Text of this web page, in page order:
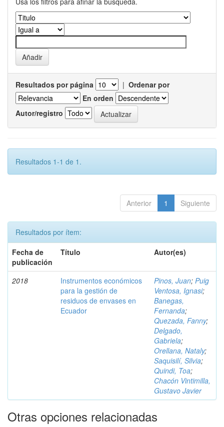
Resultados por página | Ordenar por
En orden
Autor/registro
Resultados 1-1 de 1.
Anterior 1 Siguiente
Resultados por ítem:
Fecha de
publicación
Título Autor(es)
2018
Instrumentos económicos
para la gestión de
residuos de envases en
Ecuador
Pinos, Juan; Puig
Ventosa, Ignasi;
Banegas,
Fernanda;
Quezada, Fanny;
Delgado,
Gabriela;
Orellana, Nataly;
Saquisilí, Silvia;
Quindi, Toa;
Chacón Vintimilla,
Gustavo Javier
Otras opciones relacionadas